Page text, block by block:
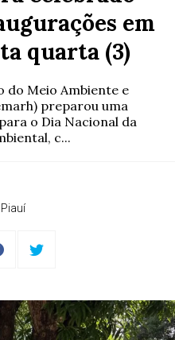
em
quarta (3)
do Meio Ambiente e
preparou uma
o Dia Nacional da
c...